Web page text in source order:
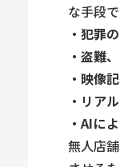
な手段
・犯罪
・盗難
・映像
・リア
・AIに
無人店